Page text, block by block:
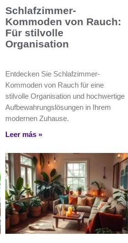
Schlafzimmer-
Kommoden von Rauch:
Für stilvolle
Organisation
Entdecken Sie Schlafzimmer-
Kommoden von Rauch für eine
stilvolle Organisation und hochwertige
Aufbewahrungslösungen in Ihrem
modernen Zuhause.
Leer más »